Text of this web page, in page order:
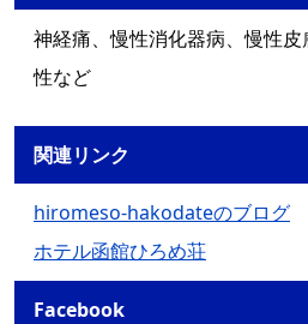
神経痛、慢性消化器病、慢性皮
性など
関連リンク
hiromeso-hakodateのブログ
ホテル函館ひろめ荘
Facebook